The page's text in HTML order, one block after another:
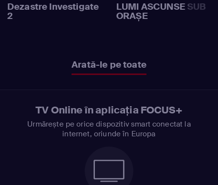
Dezastre Investigate
2
LUMI ASCUNSE SUB
ORAȘE
Arată-le pe toate
TV Online în aplicația FOCUS+
Urmărește pe orice dispozitiv smart conectat la
internet, oriunde în Europa